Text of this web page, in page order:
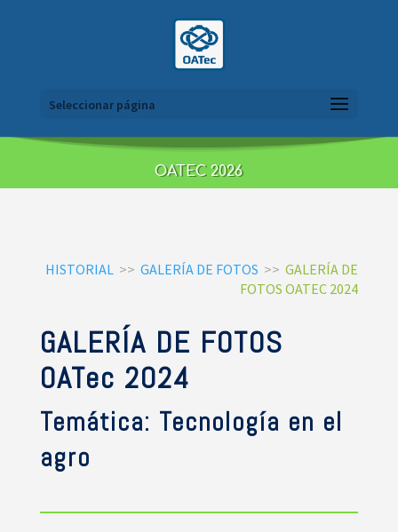
Seleccionar página
OATEC 2026
HISTORIAL >>GALERÍA DE FOTOS >> GALERÍA DE
FOTOS OATEC 2024
GALERÍA DE FOTOS
OATec 2024
Temática: Tecnología en el
agro